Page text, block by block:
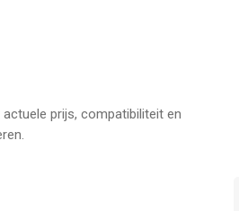
prijs, compatibiliteit en
is Kalenderplanner de